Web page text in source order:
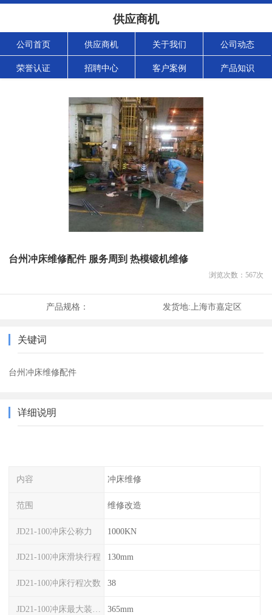
供应商机
公司首页 供应商机 关于我们 公司动态
荣誉认证 招聘中心 客户案例 产品知识
台州冲床维修配件 服务周到 热模锻机维修
浏览次数： 567次
产品规格： 发货地: 上海市嘉定区
关键词
台州冲床维修配件
详细说明
内容 冲床维修
范围 维修改造
JD21-100冲床公称力 1000KN
JD21-100冲床滑块行程 130mm
JD21-100冲床行程次数 38
365mm